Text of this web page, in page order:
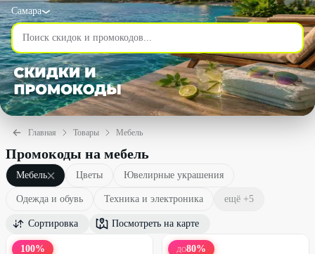
Самара
Главная Товары Мебель
Промокоды на мебель
Мебель Цветы Ювелирные украшения
Одежда и обувь Техника и электроника ещё +5
Сортировка Посмотреть на карте
100% ДО80%